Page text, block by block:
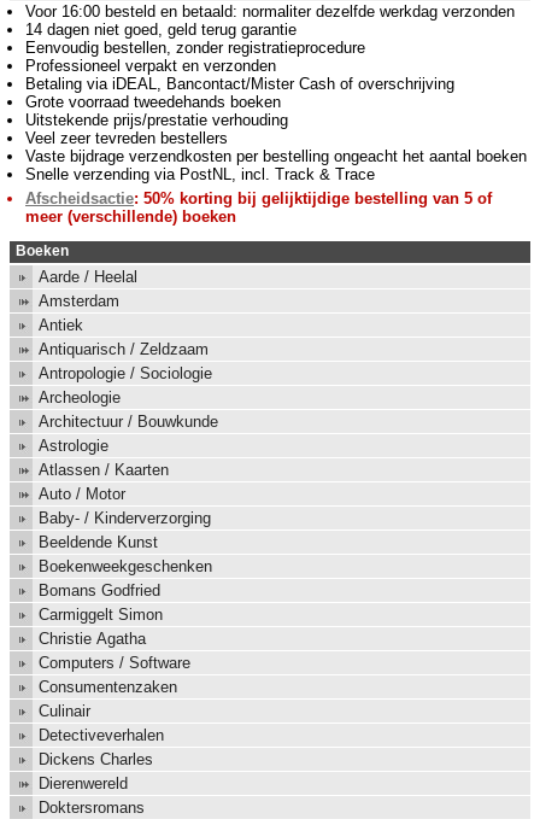
Voor 16:00 besteld en betaald: normaliter dezelfde werkdag verzonden
14 dagen niet goed, geld terug garantie
Eenvoudig bestellen, zonder registratieprocedure
Professioneel verpakt en verzonden
Betaling via iDEAL, Bancontact/Mister Cash of overschrijving
Grote voorraad tweedehands boeken
Uitstekende prijs/prestatie verhouding
Veel zeer tevreden bestellers
Vaste bijdrage verzendkosten per bestelling ongeacht het aantal boeken
Snelle verzending via PostNL, incl. Track & Trace
Afscheidsactie: 50% korting bij gelijktijdige bestelling van 5 of
meer (verschillende) boeken
Boeken
Aarde / Heelal
Amsterdam
Antiek
Antiquarisch / Zeldzaam
Antropologie / Sociologie
Archeologie
Architectuur / Bouwkunde
Astrologie
Atlassen / Kaarten
Auto / Motor
Baby- / Kinderverzorging
Beeldende Kunst
Boekenweekgeschenken
Bomans Godfried
Carmiggelt Simon
Christie Agatha
Computers / Software
Consumentenzaken
Culinair
Detectiveverhalen
Dickens Charles
Dierenwereld
Doktersromans